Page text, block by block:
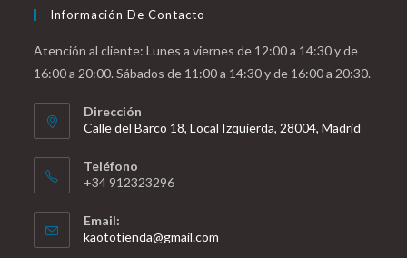
Información De Contacto
Atención al cliente: Lunes a viernes de 12:00 a 14:30 y de
16:00 a 20:00. Sábados de 11:00 a 14:30 y de 16:00 a 20:30.
Dirección
Calle del Barco 18, Local Izquierda, 28004, Madrid
Teléfono
+34 912323296
Email:
kaototienda@gmail.com